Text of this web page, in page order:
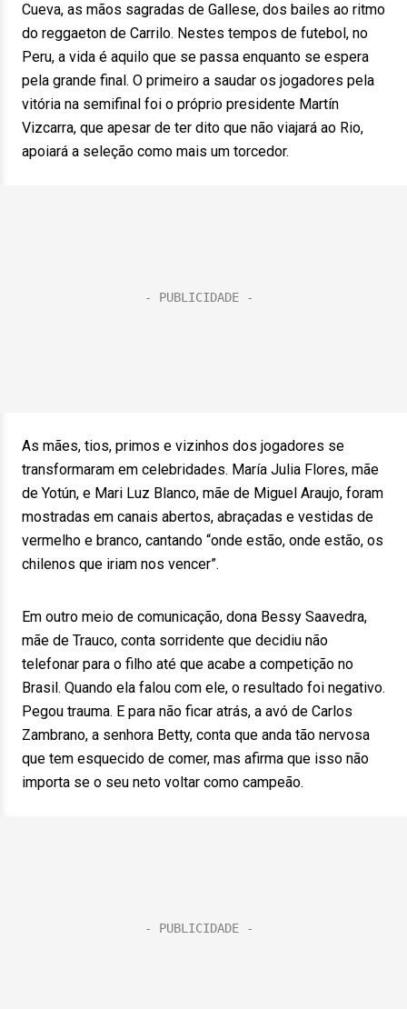
Cueva, as mãos sagradas de Gallese, dos bailes ao ritmo
do reggaeton de Carrilo. Nestes tempos de futebol, no
Peru, a vida é aquilo que se passa enquanto se espera
pela grande final. O primeiro a saudar os jogadores pela
vitória na semifinal foi o próprio presidente Martín
Vizcarra, que apesar de ter dito que não viajará ao Rio,
apoiará a seleção como mais um torcedor.
As mães, tios, primos e vizinhos dos jogadores se
transformaram em celebridades. María Julia Flores, mãe
de Yotún, e Mari Luz Blanco, mãe de Miguel Araujo, foram
mostradas em canais abertos, abraçadas e vestidas de
vermelho e branco, cantando “onde estão, onde estão, os
chilenos que iriam nos vencer”.
Em outro meio de comunicação, dona Bessy Saavedra,
mãe de Trauco, conta sorridente que decidiu não
telefonar para o filho até que acabe a competição no
Brasil. Quando ela falou com ele, o resultado foi negativo.
Pegou trauma. E para não ficar atrás, a avó de Carlos
Zambrano, a senhora Betty, conta que anda tão nervosa
que tem esquecido de comer, mas afirma que isso não
importa se o seu neto voltar como campeão.